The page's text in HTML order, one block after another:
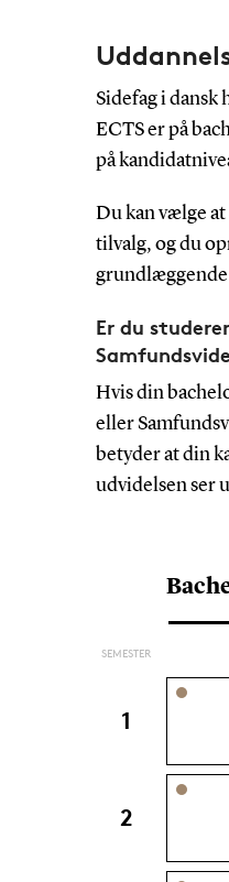
Sidefag i dansk
ECTS er på
på
Du kan vælge
tilvalg, og du
grundlæggende
Er du
Hvis din
eller
betyder at din
udvidelsen ser